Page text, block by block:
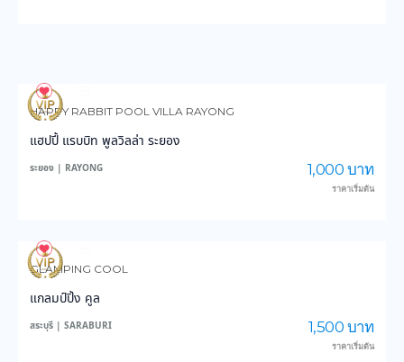
18
HAPPY RABBIT POOL VILLA RAYONG
แฮปปี้ แรบบิท พูลวิลล่า ระยอง
ระยอง | RAYONG 1,000 บาท
ราคาเริ่มต้น
46
GLAMPING COOL
แกลมป์ปิ้ง คูล
สระบุรี | SARABURI 1,500 บาท
ราคาเริ่มต้น